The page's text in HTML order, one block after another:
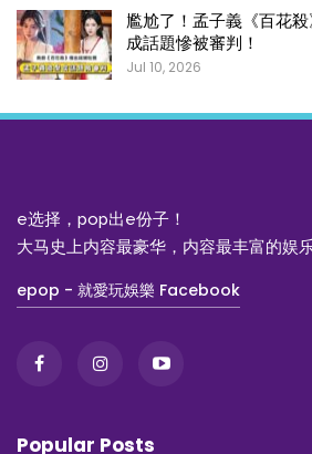
尷尬了！孟子義《百花
成話題慘被審判！
Jul 10, 2026
e选择，pop出e份子！
大马史上内容最豪华，内容最丰富的娱
epop - 就愛玩娛樂 Facebook
Popular Posts